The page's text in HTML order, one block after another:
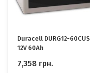
Duracell DURG12-60CUS
12V 60Ah
7,358 грн.